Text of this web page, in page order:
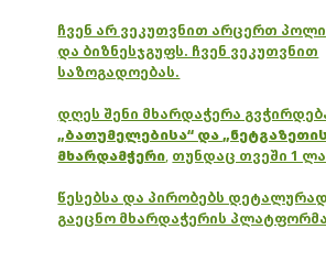
ჩვენ არ ვეკუთვნით არცერთ
და ბიზნესჯგუფს. ჩვენ ვეკუთვნით
საზოგადოებას.
დღეს შენი მხარდაჭერა
„ბათუმელებისა“ და
მხარდამჭერი, თუნდაც თვეში 1
წესებსა და პირობებს
გაეცნო მხარდაჭერის